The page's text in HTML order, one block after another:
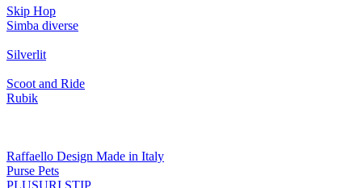
Skip Hop
Simba diverse
Silverlit
Scoot and Ride
Rubik
Raffaello Design Made in Italy
Purse Pets
PLUSURI STIP